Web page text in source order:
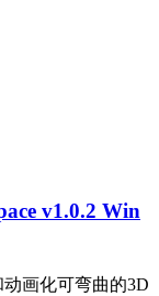
v1.0.2 Win
画化可弯曲的3D